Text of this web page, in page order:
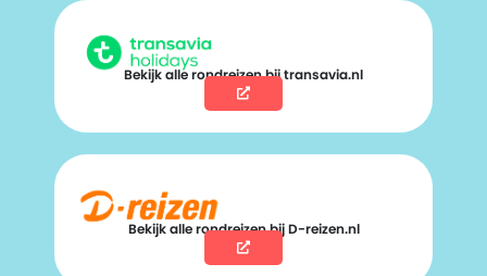
Bekijk alle rondreizen bij transavia.nl
Bekijk alle rondreizen bij D-reizen.nl